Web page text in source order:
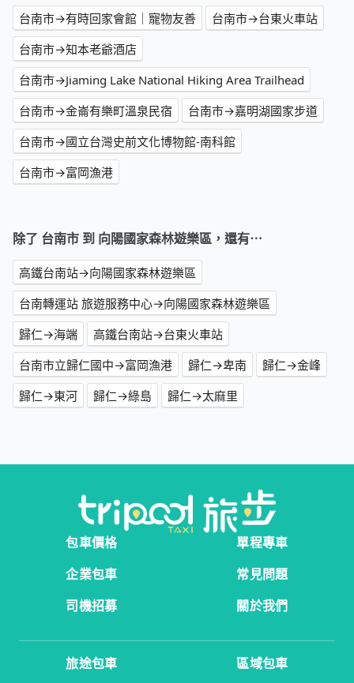
台南市→有時回家會館｜寵物友善
台南市→台東火車站
台南市→知本老爺酒店
台南市→Jiaming Lake National Hiking Area Trailhead
台南市→金崙有樂町溫泉民宿
台南市→嘉明湖國家步道
台南市→國立台灣史前文化博物館-南科館
台南市→富岡漁港
除了 台南市 到 向陽國家森林遊樂區，還有⋯
高鐵台南站→向陽國家森林遊樂區
台南轉運站 旅遊服務中心→向陽國家森林遊樂區
歸仁→海端
高鐵台南站→台東火車站
台南市立歸仁國中→富岡漁港
歸仁→卑南
歸仁→金峰
歸仁→東河
歸仁→綠島 歸仁→太麻里
包車價格
單程專車
企業包車
常見問題
司機招募
關於我們
旅途包車 區域包車